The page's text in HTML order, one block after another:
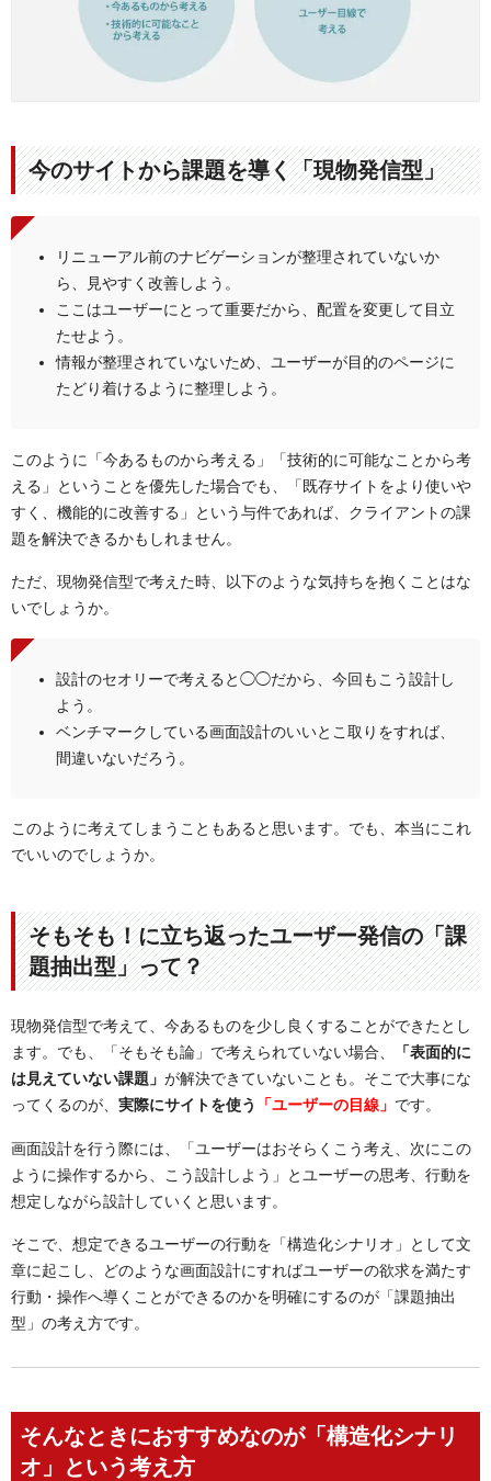
今のサイトから課題を導く「現物発信型」
リニューアル前のナビゲーションが整理されていないか
ら、見やすく改善しよう。
ここはユーザーにとって重要だから、配置を変更して目立
たせよう。
情報が整理されていないため、ユーザーが目的のページに
たどり着けるように整理しよう。
このように「今あるものから考える」「技術的に可能なことから考
える」ということを優先した場合でも、「既存サイトをより使いや
すく、機能的に改善する」という与件であれば、クライアントの課
題を解決できるかもしれません。
ただ、現物発信型で考えた時、以下のような気持ちを抱くことはな
いでしょうか。
設計のセオリーで考えると◯◯だから、今回もこう設計し
よう。
ベンチマークしている画面設計のいいとこ取りをすれば、
間違いないだろう。
このように考えてしまうこともあると思います。でも、本当にこれ
でいいのでしょうか。
そもそも！に立ち返ったユーザー発信の「課
題抽出型」って？
現物発信型で考えて、今あるものを少し良くすることができたとし
ます。でも、「そもそも論」で考えられていない場合、
「表面的に
は見えていない課題」 が解決できていないことも。そこで大事にな
ってくるのが、 実際にサイトを使う 「ユーザーの目線」 です。
画面設計を行う際には、「ユーザーはおそらくこう考え、次にこの
ように操作するから、こう設計しよう」とユーザーの思考、行動を
想定しながら設計していくと思います。
そこで、想定できるユーザーの行動を「構造化シナリオ」として文
章に起こし、どのような画面設計にすればユーザーの欲求を満たす
行動・操作へ導くことができるのかを明確にするのが「課題抽出
型」の考え方です。
そんなときにおすすめなのが「構造化シナリ
オ」という考え方